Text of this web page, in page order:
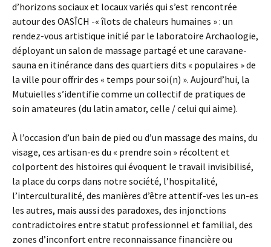
d’horizons sociaux et locaux variés qui s’est rencontrée
autour des OASÎCH -« îlots de chaleurs humaines » : un
rendez-vous artistique initié par le laboratoire Archaologie,
déployant un salon de massage partagé et une caravane-
sauna en itinérance dans des quartiers dits « populaires » de
la ville pour offrir des « temps pour soi(n) ». Aujourd’hui, la
Mutuielles s’identifie comme un collectif de pratiques de
soin amateures (du latin amator, celle / celui qui aime).
À l’occasion d’un bain de pied ou d’un massage des mains, du
visage, ces artisan-es du « prendre soin » récoltent et
colportent des histoires qui évoquent le travail invisibilisé,
la place du corps dans notre société, l’hospitalité,
l’interculturalité, des manières d’être attentif-ves les un-es
les autres, mais aussi des paradoxes, des injonctions
contradictoires entre statut professionnel et familial, des
zones d’inconfort entre reconnaissance financière ou